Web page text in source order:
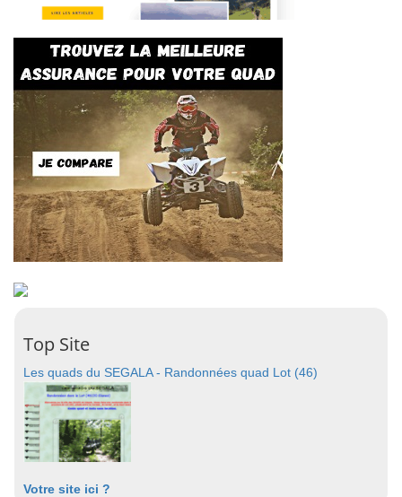
Top Site
Les quads du SEGALA - Randonnées quad Lot (46)
Votre site ici ?